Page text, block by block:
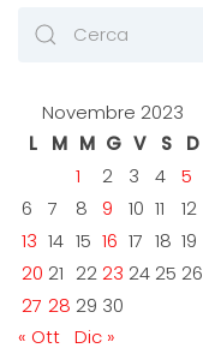
Novembre 2023
L
M M G V S
D
1
2 3 4
5
6
7 8 9 10 11
12
13 14 15 16 17 18 19
20 21 2223 24 25 26
27 28 29 30
« Ott Dic »